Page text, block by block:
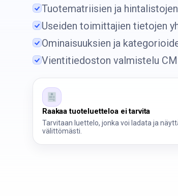
Tuotematriisien ja
Useiden toimittajien tietojen
Ominaisuuksien ja
Vientitiedoston valmistelu
Raakaa tuoteluetteloa ei tarvita
Tarvitaan luettelo, jonka voi ladata ja
välittömästi.